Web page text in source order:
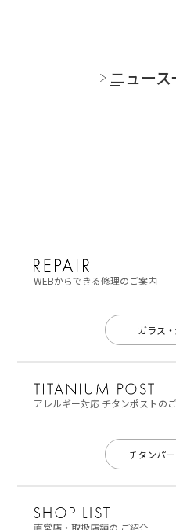
ニュー
WEBからできる修理のご案内
ガラス
アレルギー対応チタンポストの
チタンパ
直営店・取扱店舗の ご紹介